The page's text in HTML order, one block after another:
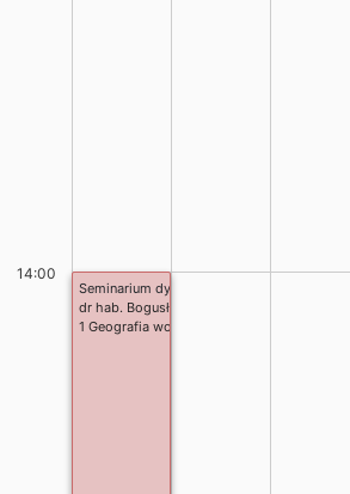
14:00
Seminarium dyplomowe
dr hab. Bogusława Baran-Zgłobicka
1 Geografia wojskowa i zarządzanie